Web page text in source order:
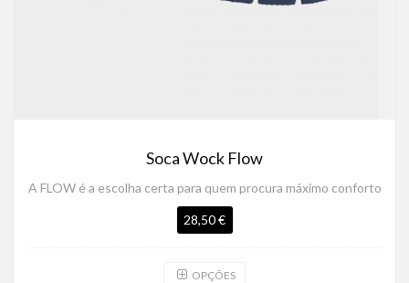
Soca Wock Flow
A FLOW é a escolha certa para quem procura máximo conforto
28,50 €
OPÇÕES